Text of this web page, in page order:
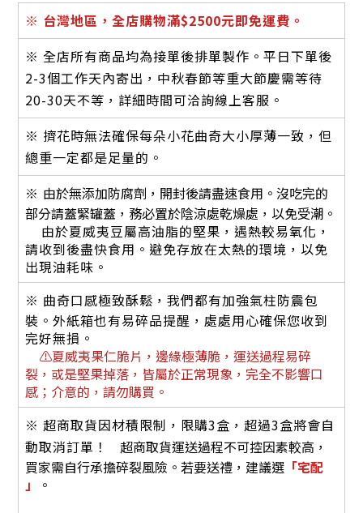
※ 台灣地區，全店購物滿$2500元即免運費。
※ 全店所有商品均為接單後排單製作。平日下單後
2-3個工作天內寄出，中秋春節等重大節慶需等待
20-30天不等，詳細時間可洽詢線上客服。
※ 擠花時無法確保每朵小花曲奇大小厚薄一致，但
總重一定都是足量的。
※ 由於無添加防腐劑，開封後請盡速食用。沒吃完的
部分請蓋緊罐蓋，務必置於陰涼處乾燥處，以免受潮。
由於夏威夷豆屬高油脂的堅果，遇熱較易氧化，
請收到後盡快食用。避免存放在太熱的環境，以免
出現油耗味。
※ 曲奇口感極致酥鬆， 我們都有加強氣柱防震包
裝。外紙箱也有易碎品提醒，處處用心確保您收到
完好無損。
⚠夏威夷果仁脆片，邊緣極薄脆，運送過程易碎
裂，或是堅果掉落，皆屬於正常現象，完全不影響口
感；介意的，請勿購買。
※ 超商取貨因材積限制，限購3盒，超過3盒將會自
動取消訂單！ 超商取貨運送過程不可控因素較高，
買家需自行承擔碎裂風險。若要送禮，建議選 「宅配
」
。